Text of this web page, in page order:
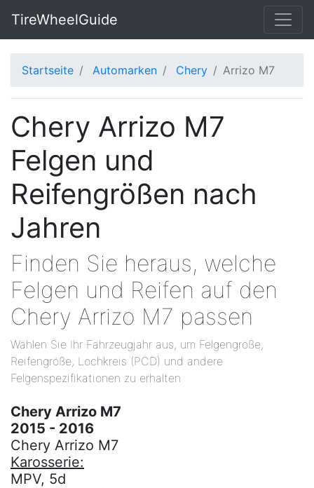
TireWheelGuide
Startseite Automarken Chery Arrizo M7
Chery Arrizo M7
Felgen und
Reifengrößen nach
Jahren
Finden Sie heraus, welche
Felgen und Reifen auf den
Chery Arrizo M7 passen
Wählen Sie Ihr Fahrzeugjahr aus, um Felgengröße,
Reifengröße, Lochkreis (PCD) und andere
Felgenspezifikationen zu erhalten
Chery Arrizo M7
2015 - 2016
Chery Arrizo M7
Karosserie:
MPV, 5d